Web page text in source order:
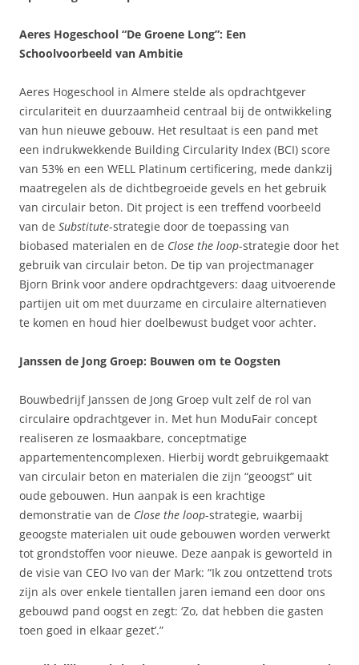
Aeres Hogeschool “De Groene Long”: Een
Schoolvoorbeeld van Ambitie
Aeres Hogeschool in Almere stelde als opdrachtgever
circulariteit en duurzaamheid centraal bij de ontwikkeling
van hun nieuwe gebouw. Het resultaat is een pand met
een indrukwekkende Building Circularity Index (BCI) score
van 53% en een WELL Platinum certificering, mede dankzij
maatregelen als de dichtbegroeide gevels en het gebruik
van circulair beton. Dit project is een treffend voorbeeld
van de Substitute-strategie door de toepassing van
biobased materialen en de Close the loop-strategie door het
gebruik van circulair beton. De tip van projectmanager
Bjorn Brink voor andere opdrachtgevers: daag uitvoerende
partijen uit om met duurzame en circulaire alternatieven
te komen en houd hier doelbewust budget voor achter.
Janssen de Jong Groep: Bouwen om te Oogsten
Bouwbedrijf Janssen de Jong Groep vult zelf de rol van
circulaire opdrachtgever in. Met hun ModuFair concept
realiseren ze losmaakbare, conceptmatige
appartementencomplexen. Hierbij wordt gebruikgemaakt
van circulair beton en materialen die zijn “geoogst” uit
oude gebouwen. Hun aanpak is een krachtige
demonstratie van de Close the loop-strategie, waarbij
geoogste materialen uit oude gebouwen worden verwerkt
tot grondstoffen voor nieuwe. Deze aanpak is geworteld in
de visie van CEO Ivo van der Mark: “Ik zou ontzettend trots
zijn als over enkele tientallen jaren iemand een door ons
gebouwd pand oogst en zegt: ‘Zo, dat hebben die gasten
toen goed in elkaar gezet’.”